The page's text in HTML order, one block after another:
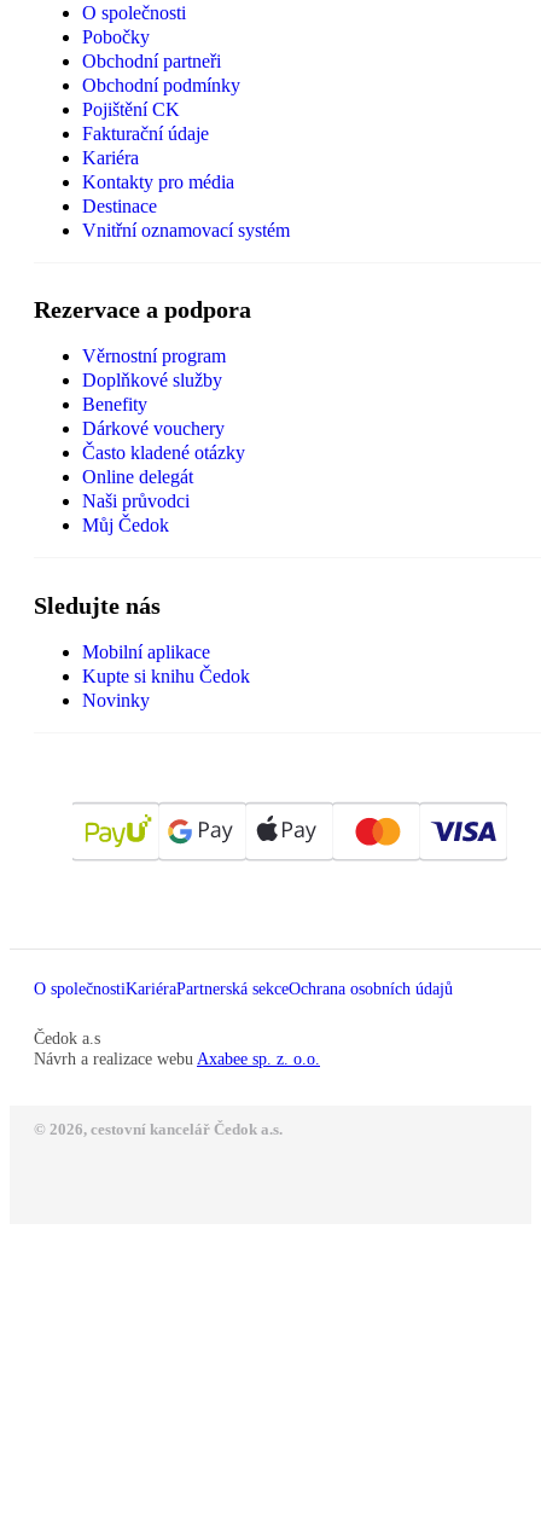
O společnosti
Pobočky
Obchodní partneři
Obchodní podmínky
Pojištění CK
Fakturační údaje
Kariéra
Kontakty pro média
Destinace
Vnitřní oznamovací systém
Rezervace a podpora
Věrnostní program
Doplňkové služby
Benefity
Dárkové vouchery
Často kladené otázky
Online delegát
Naši průvodci
Můj Čedok
Sledujte nás
Mobilní aplikace
Kupte si knihu Čedok
Novinky
O společnostiKariéraPartnerská sekceOchrana osobních údajů
Čedok a.s
Návrh a realizace webu Axabee sp. z. o.o.
© 2026, cestovní kancelář Čedok a.s.